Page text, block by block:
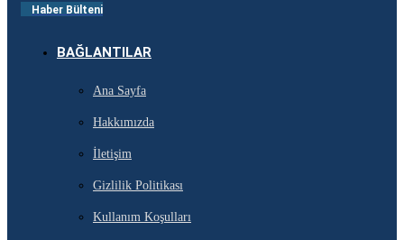
Haber Bülteni
BAĞLANTILAR
Ana Sayfa
Hakkımızda
İletişim
Gizlilik Politikası
Kullanım Koşulları